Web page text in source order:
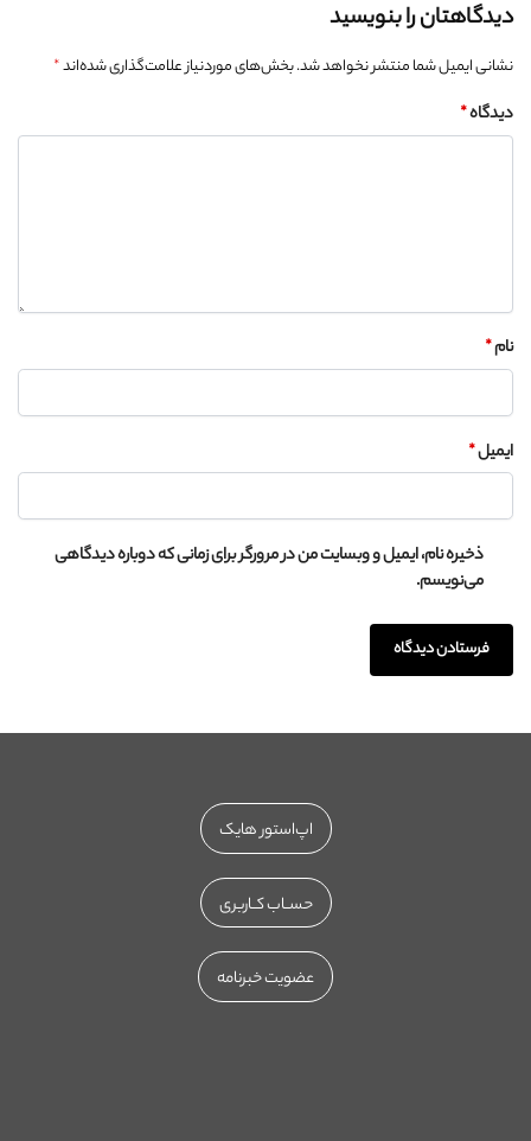
دیدگاهتان را بنویسید
نشانی ایمیل شما منتشر نخواهد شد.بخش‌های موردنیاز علامت‌گذاری شده‌اند*
دیدگاه*
نام*
ایمیل*
ذخیره نام، ایمیل و وبسایت من در مرورگر برای زمانی که دوباره دیدگاهی
می‌نویسم.
اپ‌استور هایک
حســاب کــاربری
عضویت خبرنامه